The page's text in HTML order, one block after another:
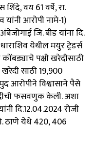
शिंदे, वय 61 वर्षे, रा.
यांनी आरोपी नामे-1)
जि. बीड यांना दि.
येथील मयुर ट्रेडर्स
पक्षी खरेदीसाठी
साठी 19,900₹
आरोपीने विश्वासाने पैसे
फसवणुक केली. अशा
दि.12.04.2024 रोजी
ठाणे येथे 420, 406